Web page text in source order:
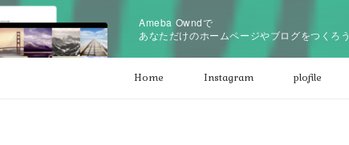
Ameba Owndで
あなただけのホームページやブログをつくろう
Home Instagram plofile